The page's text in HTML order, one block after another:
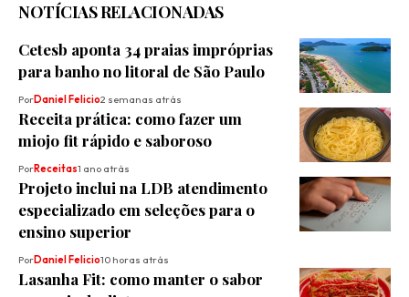
NOTÍCIAS RELACIONADAS
Cetesb aponta 34 praias impróprias
para banho no litoral de São Paulo
PorDaniel Felicio2 semanas atrás
Receita prática: como fazer um
miojo fit rápido e saboroso
PorReceitas1 ano atrás
Projeto inclui na LDB atendimento
especializado em seleções para o
ensino superior
PorDaniel Felicio10 horas atrás
Lasanha Fit: como manter o sabor